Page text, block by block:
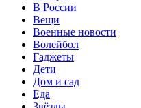
В России
Вещи
Военные новости
Волейбол
Гаджеты
Дети
Дом и сад
Еда